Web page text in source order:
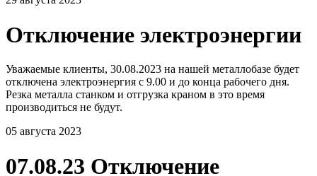
Отключение электроэнергии
Уважаемые клиенты, 30.08.2023 на нашей металлобазе будет
отключена электроэнергия с 9.00 и до конца рабочего дня.
Резка металла станком и отгрузка краном в это время
производиться не будут.
05 августа 2023
07.08.23 Отключение